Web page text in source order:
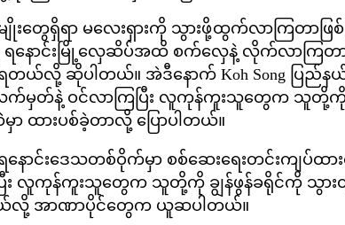
တွေရှိရာ မလေးရှားကို သွားဖို့ထွက်လာကြတာဖြစ်ပြီ
နောင်းမြို့လှေဆိပ်အထိ စက်လှေနဲ့ လိုက်လာကြတာဖ
တယ်လို့ ဆိုပါတယ်။ အဲဒီနောက် Koh Song ပြ
က်မှတ်နဲ့ ဝင်လာကြပြီး လူကုန်ကူးသူတွေက သူတို့ကို က
ာ ထားပစ်ခဲ့တာလို့ ပြောပါတယ်။
ာင်းဒေသတစ်ဝိုက်မှာ စစ်ဆေးရေးတင်းကျပ်ထား
ြီး လူကုန်ကူးသူတွေက သူတို့ကို ချွန်ဖွန်ခရိုင်ကို သွား
ယ်လို့ အာဏာပိုင်တွေက ယူဆပါတယ်။